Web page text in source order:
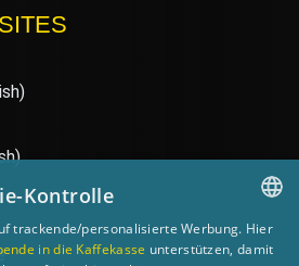
GERMAN
Kontrolle
trackende/personalisierte Werbung. Hier
in die Kaffekasse unterstützen, damit